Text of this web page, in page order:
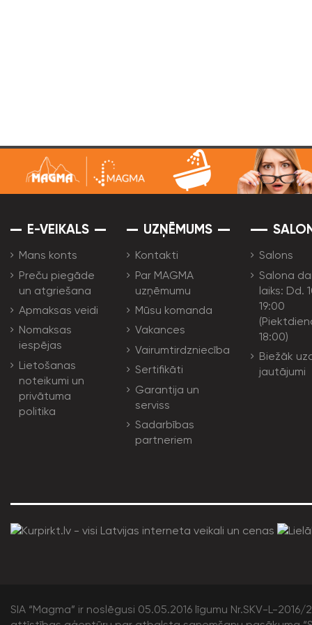
E-VEIKALS
Mans konts
Preču piegāde
un atgriešana
Apmaksas veidi
Nomaksas
iespējas
Lietošanas
noteikumi un
privātuma
politika
UZŅĒMUMS
Kontakti
Par MAGMA
uzņēmumu
Mūsu komanda
Vakances
Vairumtirdzniecība
Sertifikāti
Garantija un
serviss
Sadarbības
partneriem
Salons
Salona
laiks: Dd.
19:00
18:00)
Biežāk
jautājumi
SIA “Magma” ir noslēgusi 05.05.2016 līgumu Nr.SKV-L-